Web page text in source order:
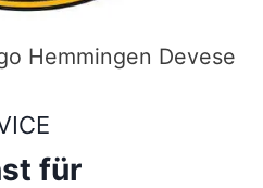
Hemmingen Devese
für